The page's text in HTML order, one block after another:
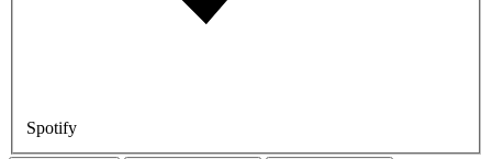
Spotify